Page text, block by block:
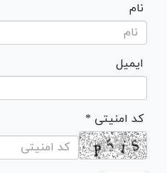
نام
ایمیل
* کد امنیتی